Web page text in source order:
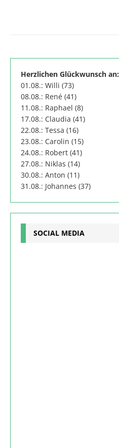
Herzlichen Glückwunsch an:
01.08.: Willi (73)
08.08.: René (41)
11.08.: Raphael (8)
17.08.: Claudia (41)
22.08.: Tessa (16)
23.08.: Carolin (15)
24.08.: Robert (41)
27.08.: Niklas (14)
30.08.: Anton (11)
31.08.: Johannes (37)
SOCIAL MEDIA